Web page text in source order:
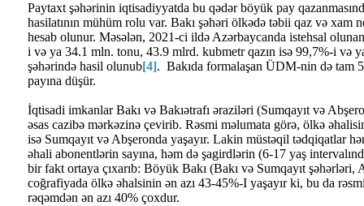
Paytaxt şəhərinin iqtisadiyyatda bu qədər böyük pay
hasilatının mühüm rolu var. Bakı şəhəri ölkədə təbii qaz və xam
hesab olunur. Məsələn, 2021-ci ildə Azərbaycanda istehsal
i və ya 34.1 mln. tonu, 43.9 mlrd. kubmetr qazın isə 99,7%-i və
şəhərində hasil olunub[4]. Bakıda formalaşan ÜDM-nin də tam
payına düşür.
İqtisadi imkanlar Bakı və Bakıətrafı əraziləri (Sumqayıt və
əsas cazibə mərkəzinə çevirib. Rəsmi məlumata görə, ölkə
isə Sumqayıt və Abşeronda yaşayır. Lakin müstəqil tədqiqatlar
əhali abonentlərin sayına, həm də şagirdlərin (6-17 yaş
bir fakt ortaya çıxarıb: Böyük Bakı (Bakı və Sumqayıt
coğrafiyada ölkə əhalsinin ən azı 43-45%-I yaşayır ki, bu da
rəqəmdən ən azı 40% çoxdur.